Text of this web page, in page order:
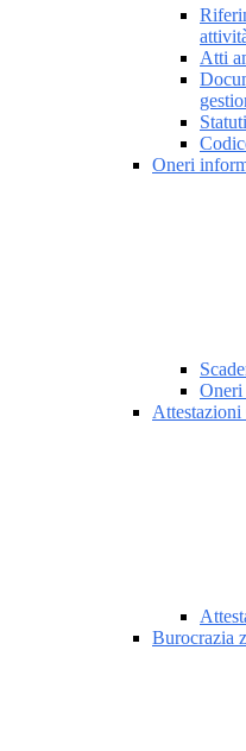
Atti
Oneri
Oneri
Burocrazia